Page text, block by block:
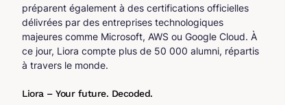
préparent également à des certifications officielles
délivrées par des entreprises technologiques
majeures comme Microsoft, AWS ou Google Cloud. À
ce jour, Liora compte plus de 50 000 alumni, répartis
à travers le monde.
Liora – Your future. Decoded.